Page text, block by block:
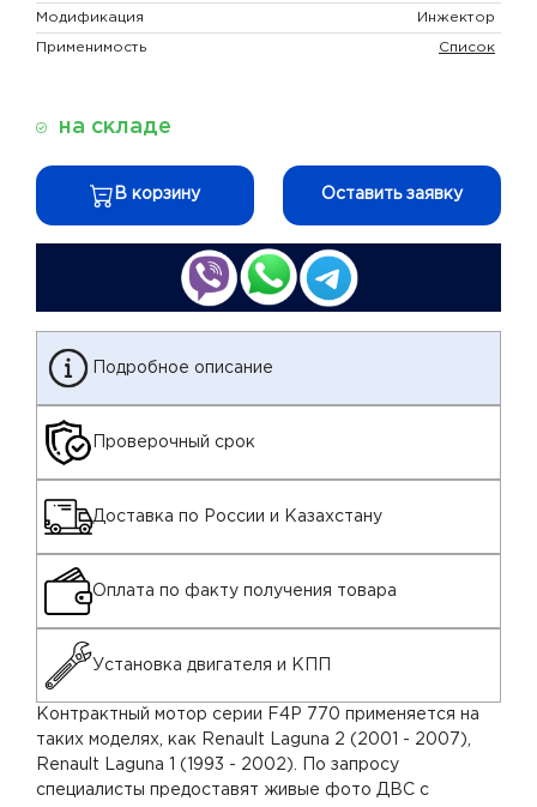
Модификация Инжектор
Применимость Список
на складе
В корзину Оставить заявку
Подробное описание
Проверочный срок
Доставка по России и Казахстану
Оплата по факту получения товара
Установка двигателя и КПП
Контрактный мотор серии F4P 770 применяется на
таких моделях, как Renault Laguna 2 (2001 - 2007),
Renault Laguna 1 (1993 - 2002). По запросу
специалисты предоставят живые фото ДВС с